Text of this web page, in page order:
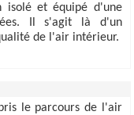
isolé et équipé d'une
Il s'agit là d'un
de l'air intérieur.
le parcours de l'air